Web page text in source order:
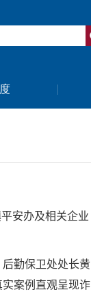
安办及相关企业
勤保卫处处长黄
案例直观呈现诈